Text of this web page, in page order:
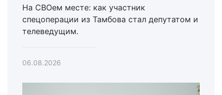
На СВОем месте: как участник
спецоперации из Тамбова стал депутатом и
телеведущим.
06.08.2026